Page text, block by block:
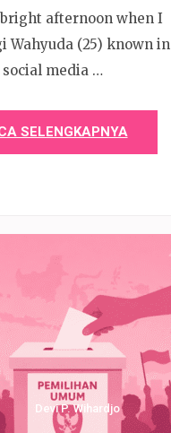
afternoon when I
Wahyuda (25) known in
social media …
SELENGKAPNYA
Devi P. Wihardjo